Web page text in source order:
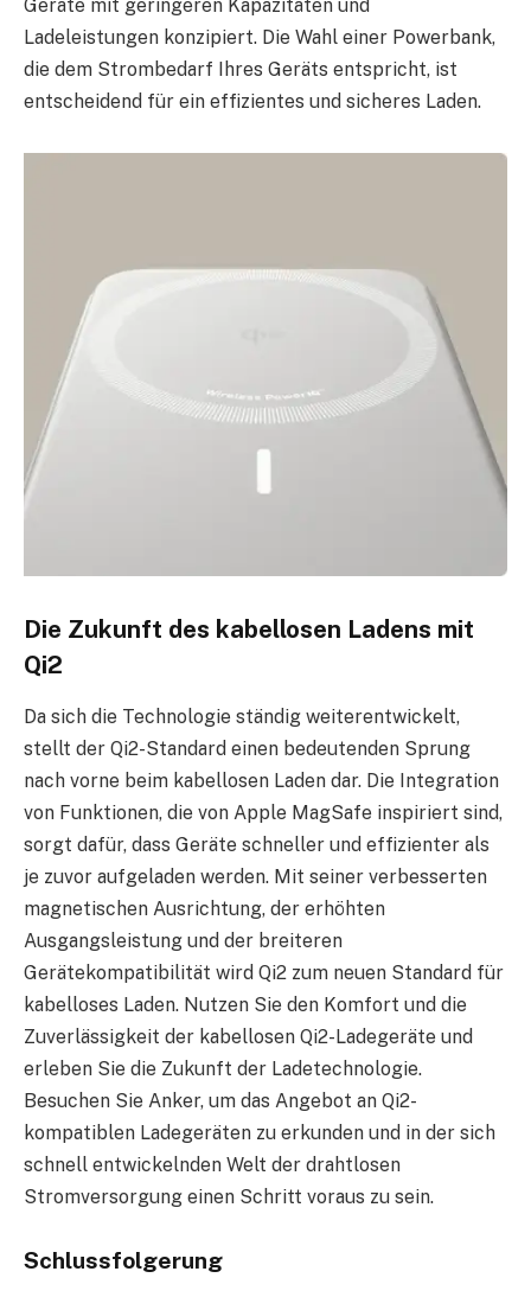
Geräte mit geringeren Kapazitäten und
Ladeleistungen konzipiert. Die Wahl einer Powerbank,
die dem Strombedarf Ihres Geräts entspricht, ist
entscheidend für ein effizientes und sicheres Laden.
Die Zukunft des kabellosen Ladens mit
Qi2
Da sich die Technologie ständig weiterentwickelt,
stellt der Qi2-Standard einen bedeutenden Sprung
nach vorne beim kabellosen Laden dar. Die Integration
von Funktionen, die von Apple MagSafe inspiriert sind,
sorgt dafür, dass Geräte schneller und effizienter als
je zuvor aufgeladen werden. Mit seiner verbesserten
magnetischen Ausrichtung, der erhöhten
Ausgangsleistung und der breiteren
Gerätekompatibilität wird Qi2 zum neuen Standard für
kabelloses Laden. Nutzen Sie den Komfort und die
Zuverlässigkeit der kabellosen Qi2-Ladegeräte und
erleben Sie die Zukunft der Ladetechnologie.
Besuchen Sie Anker, um das Angebot an Qi2-
kompatiblen Ladegeräten zu erkunden und in der sich
schnell entwickelnden Welt der drahtlosen
Stromversorgung einen Schritt voraus zu sein.
Schlussfolgerung